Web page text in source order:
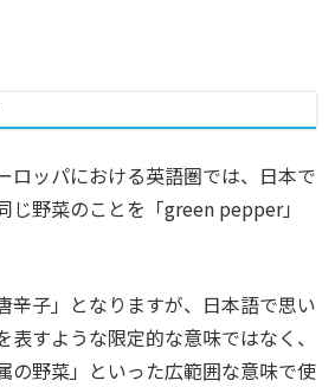
ロッパにおける英語圏では、日本で
じ野菜のことを「green pepper」
辛子」となりますが、日本語で思い
すような限定的な意味ではなく、
の野菜」といった広範囲な意味で使